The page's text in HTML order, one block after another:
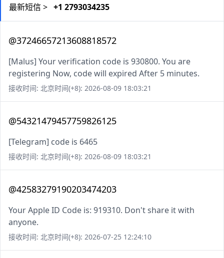
最新短信 > +1 2793034235
@37246657213608818572
[Malus] Your verification code is 930800. You are
registering Now, code will expired After 5 minutes.
接收时间: 北京时间(+8): 2026-08-09 18:03:21
@54321479457759826125
[Telegram] code is 6465
接收时间: 北京时间(+8): 2026-08-09 18:03:21
@42583279190203474203
Your Apple ID Code is: 919310. Don't share it with
anyone.
接收时间: 北京时间(+8): 2026-07-25 12:24:10